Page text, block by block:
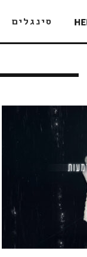
סינגלים